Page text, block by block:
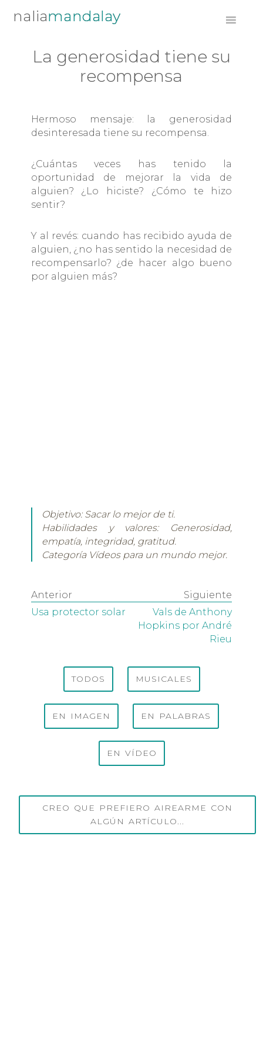
principal
página
mandalay
La generosidad tiene su
recompensa
Hermoso mensaje: la generosidad
desinteresada tiene su recompensa.
¿Cuántas veces has tenido la
oportunidad de mejorar la vida de
alguien? ¿Lo hiciste? ¿Cómo te hizo
sentir?
Y al revés: cuando has recibido ayuda de
alguien, ¿no has sentido la necesidad de
recompensarlo? ¿de hacer algo bueno
por alguien más?
Objetivo: Sacar lo mejor de ti.
Habilidades y valores: Generosidad,
empatía, integridad, gratitud.
Categoría Vídeos para un mundo mejor.
Anterior
Usa protector solar
Siguiente
Vals de Anthony
Hopkins por André
Rieu
TODOS MUSICALES
EN IMAGEN EN PALABRAS
EN VÍDEO
CREO QUE PREFIERO AIREARME CON
ALGÚN ARTÍCULO...